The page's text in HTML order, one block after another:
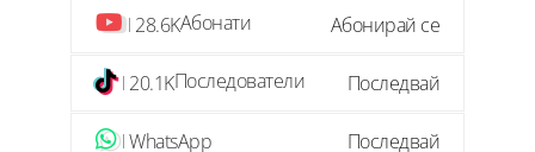
28.6KАбонати Абонирай се
20.1KПоследователи Последвай
WhatsApp Последвай